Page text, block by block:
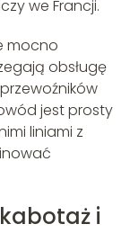
we Francji.
mocno
obsługę
jest prosty
liniami z
i